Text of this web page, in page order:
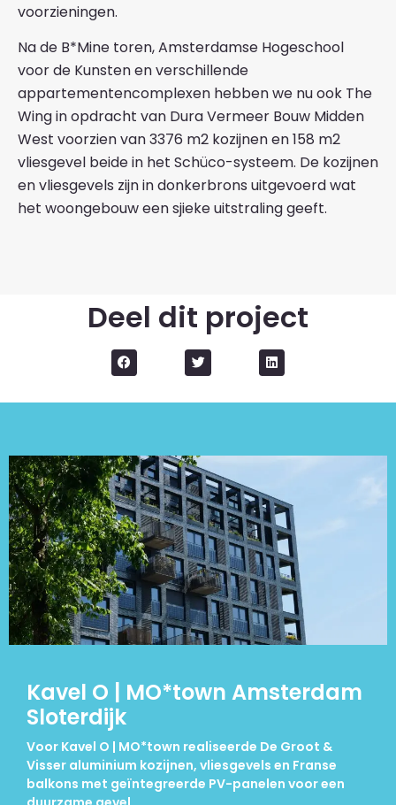
voorzieningen.
Na de B*Mine toren, Amsterdamse Hogeschool
voor de Kunsten en verschillende
appartementencomplexen hebben we nu ook The
Wing in opdracht van Dura Vermeer Bouw Midden
West voorzien van 3376 m2 kozijnen en 158 m2
vliesgevel beide in het Schüco-systeem. De kozijnen
en vliesgevels zijn in donkerbrons uitgevoerd wat
het woongebouw een sjieke uitstraling geeft.
Deel dit project
Kavel O | MO*town Amsterdam
Sloterdijk
Voor Kavel O | MO*town realiseerde De Groot &
Visser aluminium kozijnen, vliesgevels en Franse
balkons met geïntegreerde PV-panelen voor een